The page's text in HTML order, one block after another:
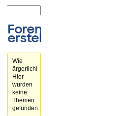
Forenthemen
erstellt
Wie
ärgerlich!
Hier
wurden
keine
Themen
gefunden.